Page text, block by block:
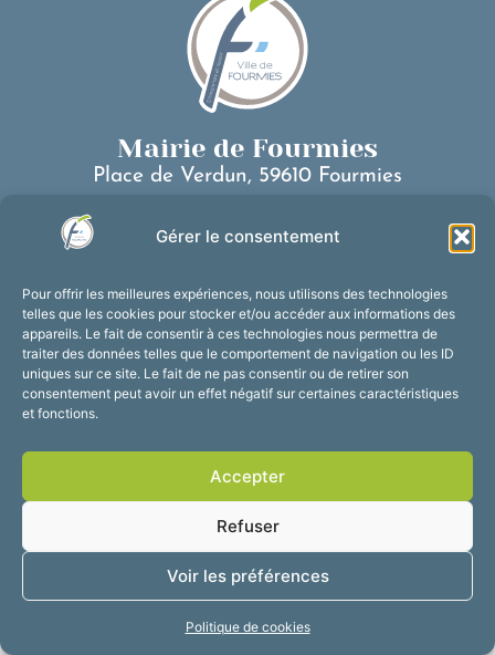
Gérer le consentement
Pour offrir les meilleures expériences, nous utilisons des technologies
telles que les cookies pour stocker et/ou accéder aux informations des
appareils. Le fait de consentir à ces technologies nous permettra de
traiter des données telles que le comportement de navigation ou les ID
uniques sur ce site. Le fait de ne pas consentir ou de retirer son
consentement peut avoir un effet négatif sur certaines caractéristiques
et fonctions.
Accepter
Refuser
Voir les préférences
Politique de cookies
Mairie de Fourmies
Place de Verdun, 59610 Fourmies
Nous contacter
Du lundi au vendredi :
de 8h30 à 12h et de 13h30 à 17h30
Suivez-nous !
Mentions légales
Plan du site
Confidentialité
2025 © Propulsé par
Utopia